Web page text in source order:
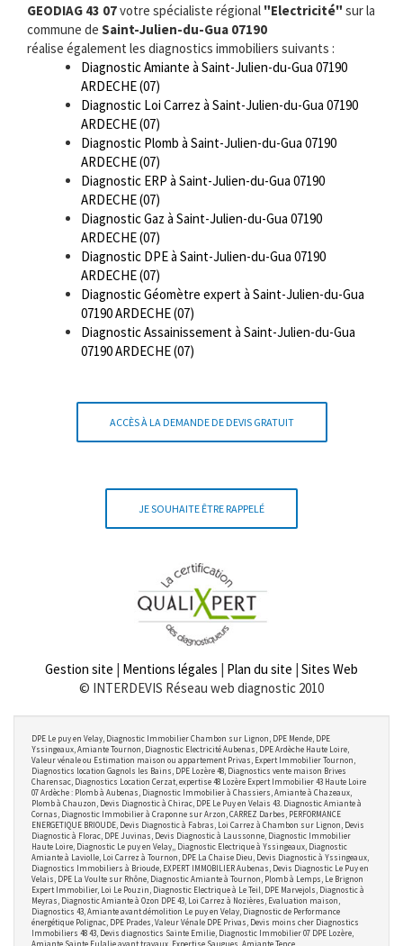
GEODIAG 43 07votre spécialiste régional "Electricité" sur la
commune de Saint-Julien-du-Gua 07190
réalise également les diagnostics immobiliers suivants :
Diagnostic Amiante à Saint-Julien-du-Gua 07190
ARDECHE (07)
Diagnostic Loi Carrez à Saint-Julien-du-Gua 07190
ARDECHE (07)
Diagnostic Plomb à Saint-Julien-du-Gua 07190
ARDECHE (07)
Diagnostic ERP à Saint-Julien-du-Gua 07190
ARDECHE (07)
Diagnostic Gaz à Saint-Julien-du-Gua 07190
ARDECHE (07)
Diagnostic DPE à Saint-Julien-du-Gua 07190
ARDECHE (07)
Diagnostic Géomètre expert à Saint-Julien-du-Gua
07190 ARDECHE (07)
Diagnostic Assainissement à Saint-Julien-du-Gua
07190 ARDECHE (07)
ACCÈS À LA DEMANDE DE DEVIS GRATUIT
JE SOUHAITE ÊTRE RAPPELÉ
Gestion site | Mentions légales | Plan du site | Sites Web
© INTERDEVIS Réseau web diagnostic 2010
DPE Le puy en Velay, Diagnostic Immobilier Chambon sur Lignon, DPE Mende, DPE
Yssingeaux, Amiante Tournon, Diagnostic Electricité Aubenas, DPE Ardèche Haute Loire,
Valeur vénale ou Estimation maison ou appartement Privas, Expert Immobilier Tournon,
Diagnostics location Gagnols les Bains, DPE Lozère 48, Diagnostics vente maison Brives
Charensac, Diagnostics Location Cerzat, expertise 48 Lozère Expert Immobilier 43 Haute Loire
07 Ardèche : Plomb à Aubenas, Diagnostic Immobilier à Chassiers, Amiante à Chazeaux,
Plomb à Chauzon, Devis Diagnostic à Chirac, DPE Le Puy en Velais 43. Diagnostic Amiante à
Cornas, Diagnostic Immobilier à Craponne sur Arzon, CARREZ Darbes, PERFORMANCE
ENERGETIQUE BRIOUDE, Devis Diagnostic à Fabras, Loi Carrez à Chambon sur Lignon, Devis
Diagnostic à Florac, DPE Juvinas, Devis Diagnostic à Laussonne, Diagnostic Immobilier
Haute Loire, Diagnostic Le puy en Velay,, Diagnostic Electrique à Yssingeaux, Diagnostic
Amiante à Laviolle, Loi Carrez à Tournon, DPE La Chaise Dieu, Devis Diagnostic à Yssingeaux,
Diagnostics Immobiliers à Brioude, EXPERT IMMOBILIER Aubenas, Devis Diagnostic Le Puy en
Velais, DPE La Voulte sur Rhône, Diagnostic Amiante à Tournon, Plomb à Lemps, Le Brignon
Expert Immobilier, Loi Le Pouzin, Diagnostic Electrique à Le Teil, DPE Marvejols, Diagnostic à
Meyras, Diagnostic Amiante à Ozon DPE 43, Loi Carrez à Nozières, Evaluation maison,
Diagnostics 43, Amiante avant démolition Le puy en Velay, Diagnostic de Performance
énergétique Polignac, DPE Prades, Valeur Vénale DPE Privas, Devis moins cher Diagnostics
Immobiliers 48 43, Devis diagnostics Sainte Emilie, Diagnostic Immobilier 07 DPE Lozère,
Amiante Sainte Eulalie avant travaux, Expertise Saugues, Amiante Tence.